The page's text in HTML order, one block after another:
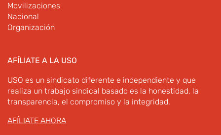
Movilizaciones
Nacional
Organización
AFÍLIATE A LA USO
USO es un sindicato diferente e independiente y que
realiza un trabajo sindical basado es la honestidad, la
transparencia, el compromiso y la integridad.
AFÍLIATE AHORA